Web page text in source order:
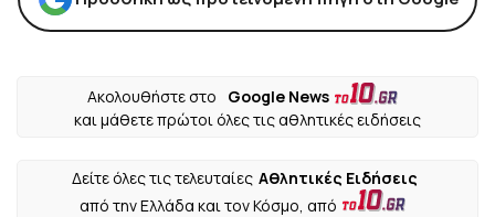
Ακολουθήστε στο
Google News
και μάθετε πρώτοι όλες τις αθλητικές ειδήσεις
Δείτε όλες τις τελευταίες Αθλητικές Ειδήσεις
από την Ελλάδα και τον Κόσμο, από